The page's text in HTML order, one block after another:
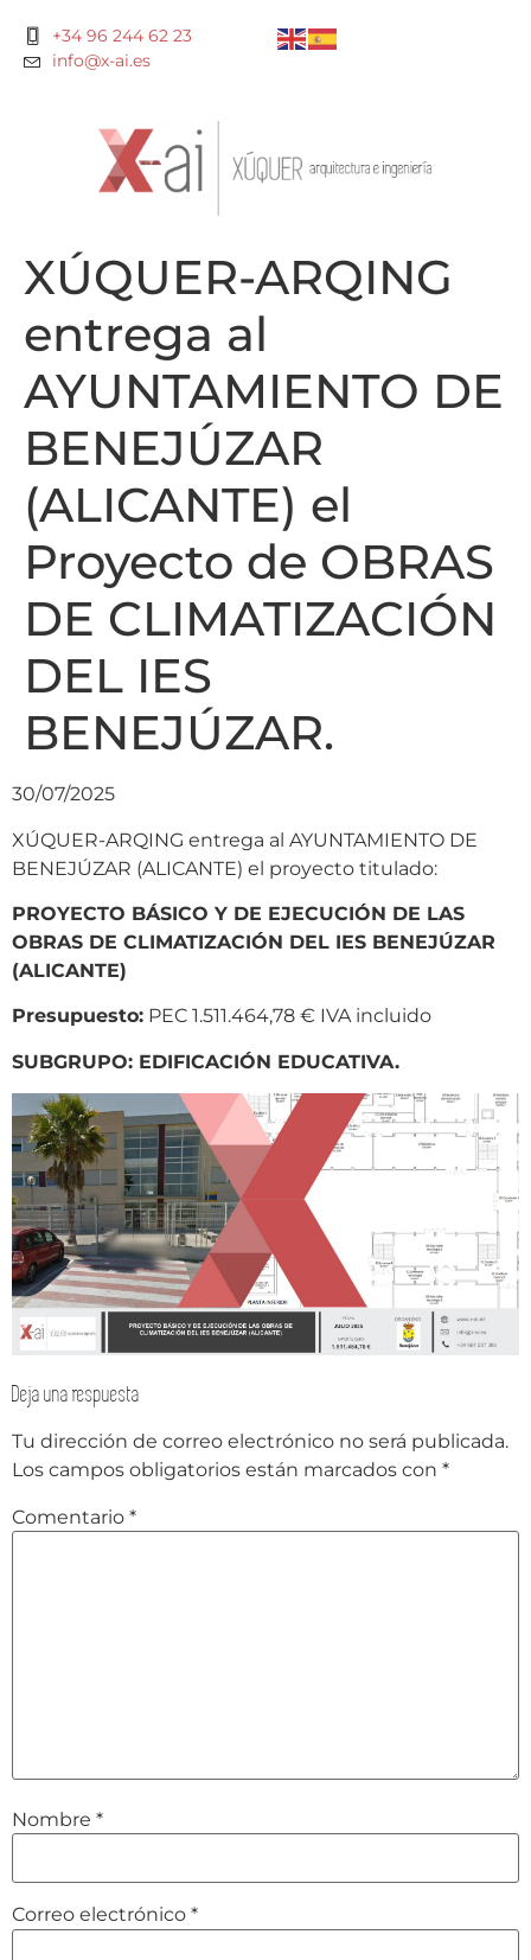
+34 96 244 62 23
info@x-ai.es
XÚQUER-ARQING
entrega al
AYUNTAMIENTO DE
BENEJÚZAR
(ALICANTE) el
Proyecto de OBRAS
DE CLIMATIZACIÓN
DEL IES
BENEJÚZAR.
30/07/2025
XÚQUER-ARQING entrega al AYUNTAMIENTO DE
BENEJÚZAR (ALICANTE) el proyecto titulado:
PROYECTO BÁSICO Y DE EJECUCIÓN DE LAS
OBRAS DE CLIMATIZACIÓN DEL IES BENEJÚZAR
(ALICANTE)
Presupuesto: PEC 1.511.464,78 € IVA incluido
SUBGRUPO: EDIFICACIÓN EDUCATIVA.
Deja una respuesta
Tu dirección de correo electrónico no será publicada.
Los campos obligatorios están marcados con *
Comentario *
Nombre *
Correo electrónico *